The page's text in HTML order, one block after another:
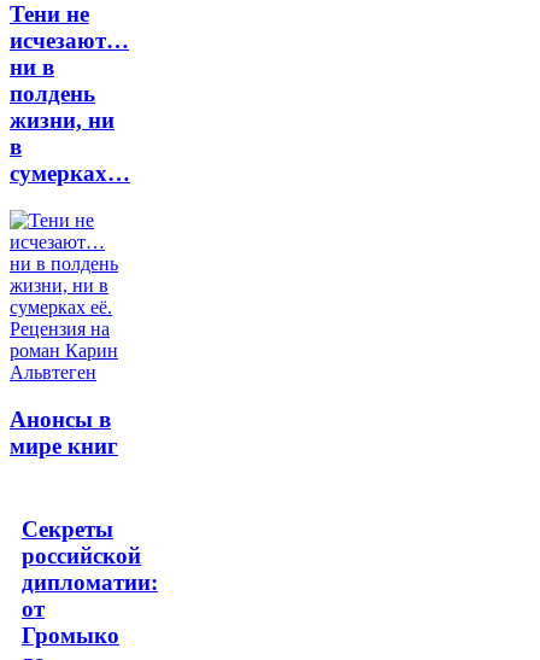
Тени не
исчезают…
ни в
полдень
жизни, ни
в
сумерках…
Анонсы в
мире книг
Секреты
российской
дипломатии:
от
Громыко